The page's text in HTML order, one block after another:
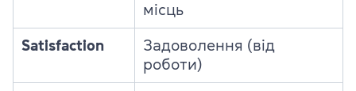
місць
Satisfaction
Задоволення (від
роботи)